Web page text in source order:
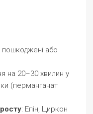
або
на 20–30 хвилин у
(перманганат
: Епін, Циркон